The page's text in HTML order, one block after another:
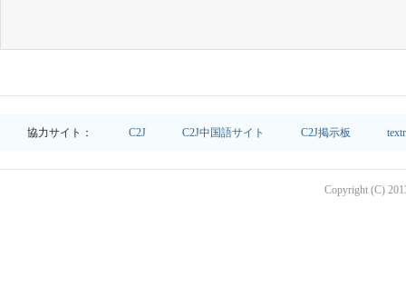
協力サイト： C2J C2J中国語サイト C2J掲示板
Copyright (C)